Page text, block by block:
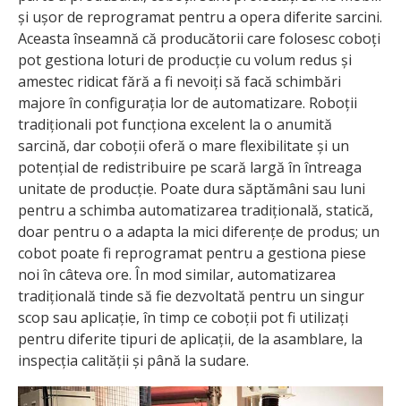
și ușor de reprogramat pentru a opera diferite sarcini.
Aceasta înseamnă că producătorii care folosesc coboți
pot gestiona loturi de producție cu volum redus și
amestec ridicat fără a fi nevoiți să facă schimbări
majore în configurația lor de automatizare. Roboții
tradiționali pot funcționa excelent la o anumită
sarcină, dar coboții oferă o mare flexibilitate și un
potențial de redistribuire pe scară largă în întreaga
unitate de producție. Poate dura săptămâni sau luni
pentru a schimba automatizarea tradițională, statică,
doar pentru o a adapta la mici diferențe de produs; un
cobot poate fi reprogramat pentru a gestiona piese
noi în câteva ore. În mod similar, automatizarea
tradițională tinde să fie dezvoltată pentru un singur
scop sau aplicație, în timp ce coboții pot fi utilizați
pentru diferite tipuri de aplicații, de la asamblare, la
inspecția calității și până la sudare.